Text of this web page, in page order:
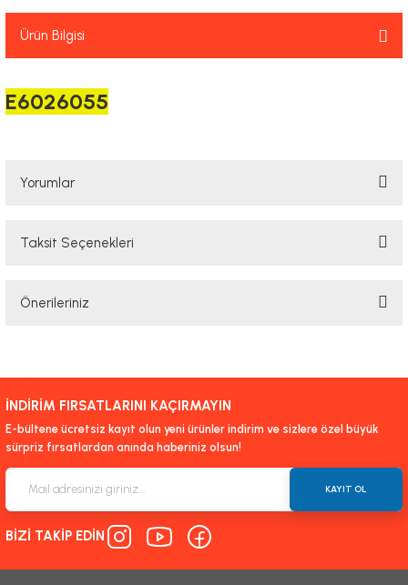
Ürün Bilgisi
E6026055
Yorumlar
Taksit Seçenekleri
Önerileriniz
yetersiz gördüğünüz noktaları öneri formunu kullanarak tarafımıza
iletebilirsiniz.
Görüş ve önerileriniz için teşekkür ederiz.
Ürün açıklamasında eksik bilgiler bulunuyor.
Ürün bilgilerinde hatalar bulunuyor.
Ürün fiyatı diğer sitelerden daha pahalı.
İNDİRİM FIRSATLARINI KAÇIRMAYIN
E-bültene ücretsiz kayıt olun yeni ürünler indirim ve sizlere özel büyük
sürpriz fırsatlardan anında haberiniz olsun!
KAYIT OL
BİZİ TAKİP EDİN